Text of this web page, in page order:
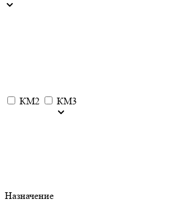
КМ2 КМ3
Назначение